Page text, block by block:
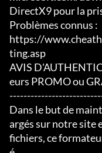
DirectX9 pour la
Problèmes connus :
https://
ting.asp
AVIS
eurs PROMO ou
Dans le but de
argés sur notre site
fichiers, ce